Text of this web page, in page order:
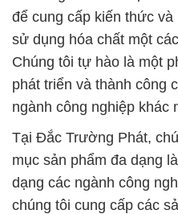
để cung cấp kiến thức
sử dụng hóa chất một
Chúng tôi tự hào là một
phát triển và thành công
ngành công nghiệp khác
Tại Đắc Trường Phát,
mục sản phẩm đa dạng
dạng các ngành công
chúng tôi cung cấp các